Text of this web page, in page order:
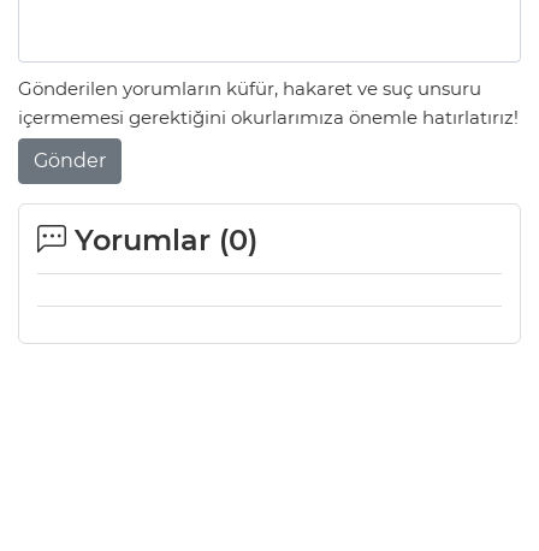
Gönderilen yorumların küfür, hakaret ve suç unsuru
içermemesi gerektiğini okurlarımıza önemle hatırlatırız!
Gönder
Yorumlar (0)